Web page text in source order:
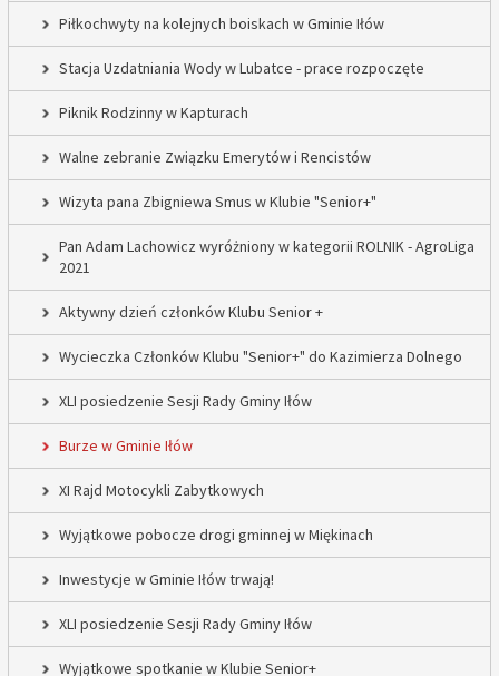
Piłkochwyty na kolejnych boiskach w Gminie Iłów
Stacja Uzdatniania Wody w Lubatce - prace rozpoczęte
Piknik Rodzinny w Kapturach
Walne zebranie Związku Emerytów i Rencistów
Wizyta pana Zbigniewa Smus w Klubie "Senior+"
Pan Adam Lachowicz wyróżniony w kategorii ROLNIK - AgroLiga
2021
Aktywny dzień członków Klubu Senior +
Wycieczka Członków Klubu "Senior+" do Kazimierza Dolnego
XLI posiedzenie Sesji Rady Gminy Iłów
Burze w Gminie Iłów
XI Rajd Motocykli Zabytkowych
Wyjątkowe pobocze drogi gminnej w Miękinach
Inwestycje w Gminie Iłów trwają!
XLI posiedzenie Sesji Rady Gminy Iłów
Wyjątkowe spotkanie w Klubie Senior+